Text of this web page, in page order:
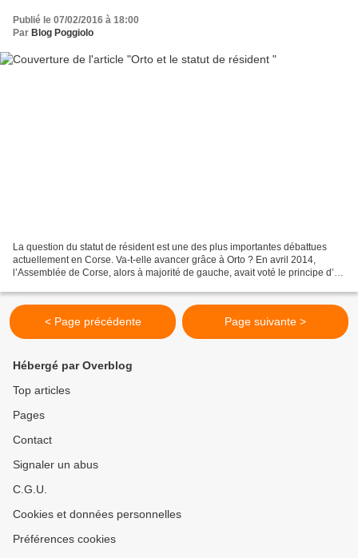
Publié le 07/02/2016 à 18:00
Par Blog Poggiolo
La question du statut de résident est une des plus importantes débattues
actuellement en Corse. Va-t-elle avancer grâce à Orto ? En avril 2014,
l’Assemblée de Corse, alors à majorité de gauche, avait voté le principe d’un
< Page précédente Page suivante >
Hébergé par Overblog
Top articles
Pages
Contact
Signaler un abus
C.G.U.
Cookies et données personnelles
Préférences cookies